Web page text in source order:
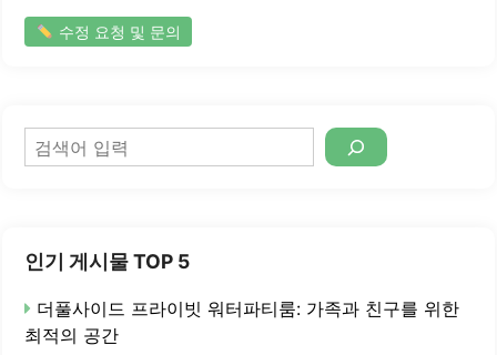
수정 요청 및 문의
검
색
인기 게시물 TOP 5
더풀사이드 프라이빗 워터파티룸: 가족과 친구를 위한
최적의 공간